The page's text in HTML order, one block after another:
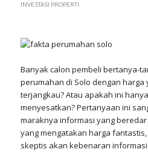
INVESTASI PROPERTI
Banyak calon pembeli bertanya-
perumahan di Solo dengan harga
terjangkau? Atau apakah ini
menyesatkan? Pertanyaan ini
maraknya informasi yang
yang mengatakan harga
skeptis akan kebenaran